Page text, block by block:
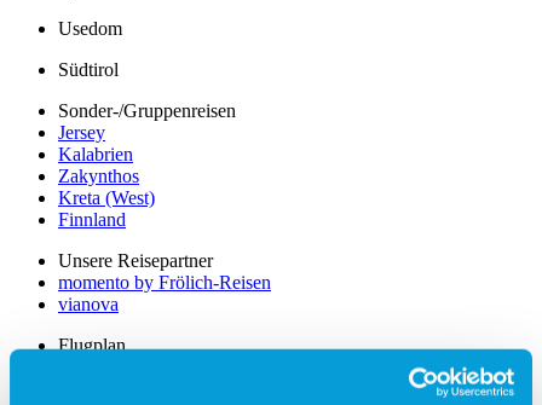
Usedom
Südtirol
Sonder-/Gruppenreisen
Jersey
Kalabrien
Zakynthos
Kreta (West)
Finnland
Unsere Reisepartner
momento by Frölich-Reisen
vianova
Flugplan